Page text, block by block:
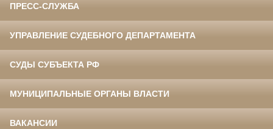
ПРЕСС-СЛУЖБА
УПРАВЛЕНИЕ СУДЕБНОГО ДЕПАРТАМЕНТА
СУДЫ СУБЪЕКТА РФ
МУНИЦИПАЛЬНЫЕ ОРГАНЫ ВЛАСТИ
ВАКАНСИИ